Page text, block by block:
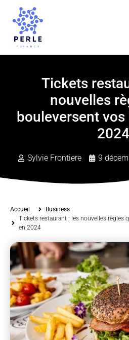
Tickets
nouvelles
bouleversent
2024
Sylvie Frontiere 9
Accueil
Business
Tickets restaurant : les nouvelles règles
en 2024